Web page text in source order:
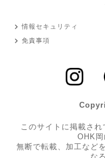
情報セキュリティ
免責事項
このサイトに掲載さ
OHK岡
無断で転載、加工など